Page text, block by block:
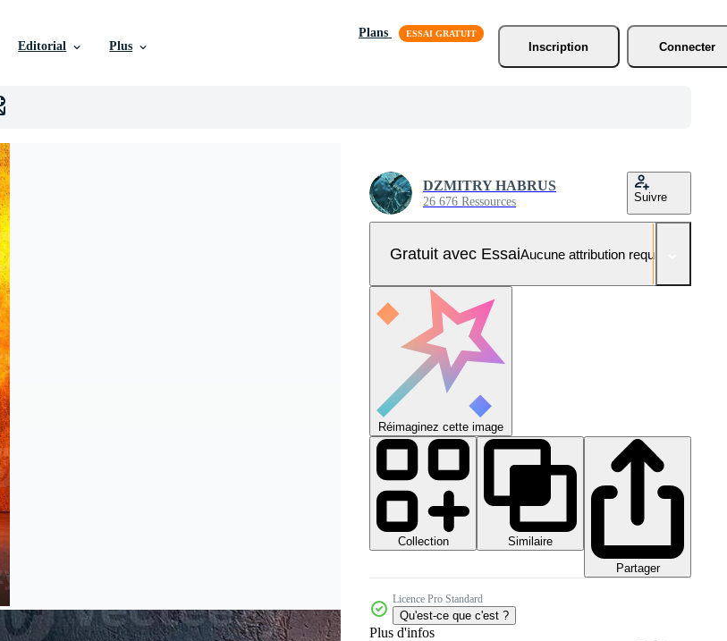
Editorial Plus
Plans
Inscription
Connecter
DZMITRY HABRUS
26 676 Ressources Suivre
Gratuit avec EssaiAucune attribution requise
Réimaginez cette image
Collection
Similaire
Partager
Licence Pro Standard
Qu'est-ce que c'est ?
Plus d'infos